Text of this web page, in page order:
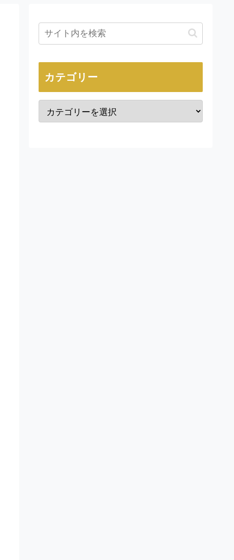
カテゴリー